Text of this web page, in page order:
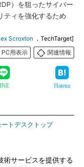
）を狙ったサイバー
ティを強化するため
Scroxton ，TechTarget]
PC用表示
関連情報
Hatena
ートデスクトップ|
サービスを提供する